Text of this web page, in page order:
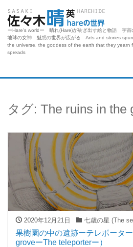
ーHare's worldー 晴れ(Hare)が紡ぎ出す絵と物語 宇宙
地球の女神 魅惑の世界が広がる Arts and stories
the universe, the goddess of the earth that they yearn
spreads
タグ: The ruins in the
2020年12月21日 七歳の星 (The
果樹園の中の遺跡ーテレポータ
groveーThe teleporterー）